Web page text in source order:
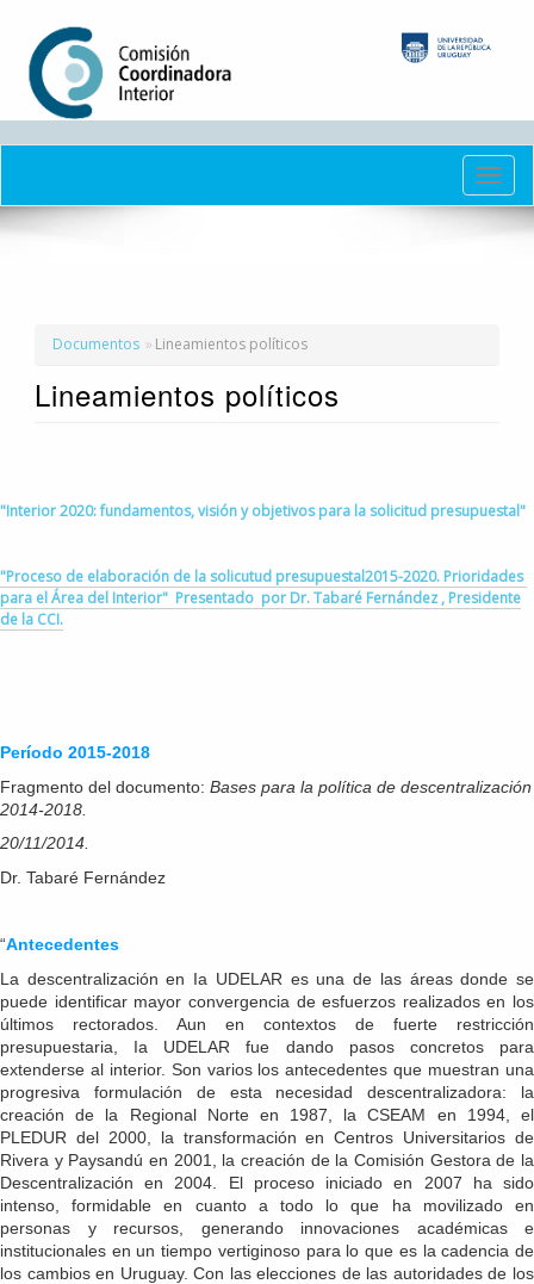
contenido
principal
Documentos Lineamientos políticos
Lineamientos políticos
"Interior 2020: fundamentos, visión y objetivos para la solicitud presupuestal"
"Proceso de elaboración de la solicutud presupuestal2015-2020. Prioridades
para el Área del Interior" Presentado por Dr. Tabaré Fernández , Presidente
de la CCI.
Período 2015-2018
Fragmento del documento: Bases para la política de descentralización
2014-2018.
20/11/2014.
Dr. Tabaré Fernández
“Antecedentes
La descentralización en Ia UDELAR es una de las áreas donde se
puede identificar mayor convergencia de esfuerzos realizados en los
últimos rectorados. Aun en contextos de fuerte restricción
presupuestaria, Ia UDELAR fue dando pasos concretos para
extenderse al interior. Son varios los antecedentes que muestran una
progresiva formulación de esta necesidad descentralizadora: la
creación de la Regional Norte en 1987, la CSEAM en 1994, el
PLEDUR del 2000, la transformación en Centros Universitarios de
Rivera y Paysandú en 2001, la creación de la Comisión Gestora de la
Descentralización en 2004. El proceso iniciado en 2007 ha sido
intenso, formidable en cuanto a todo lo que ha movilizado en
personas y recursos, generando innovaciones académicas e
institucionales en un tiempo vertiginoso para lo que es la cadencia de
los cambios en Uruguay. Con las elecciones de las autoridades de los